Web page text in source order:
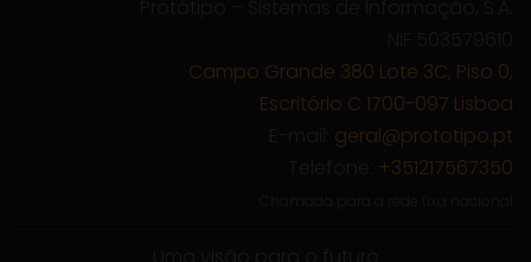
Campo Grande 380 Lote 3C, Piso 0,
Escritório C 1700-097 Lisboa
geral@prototipo.pt
+351217567350